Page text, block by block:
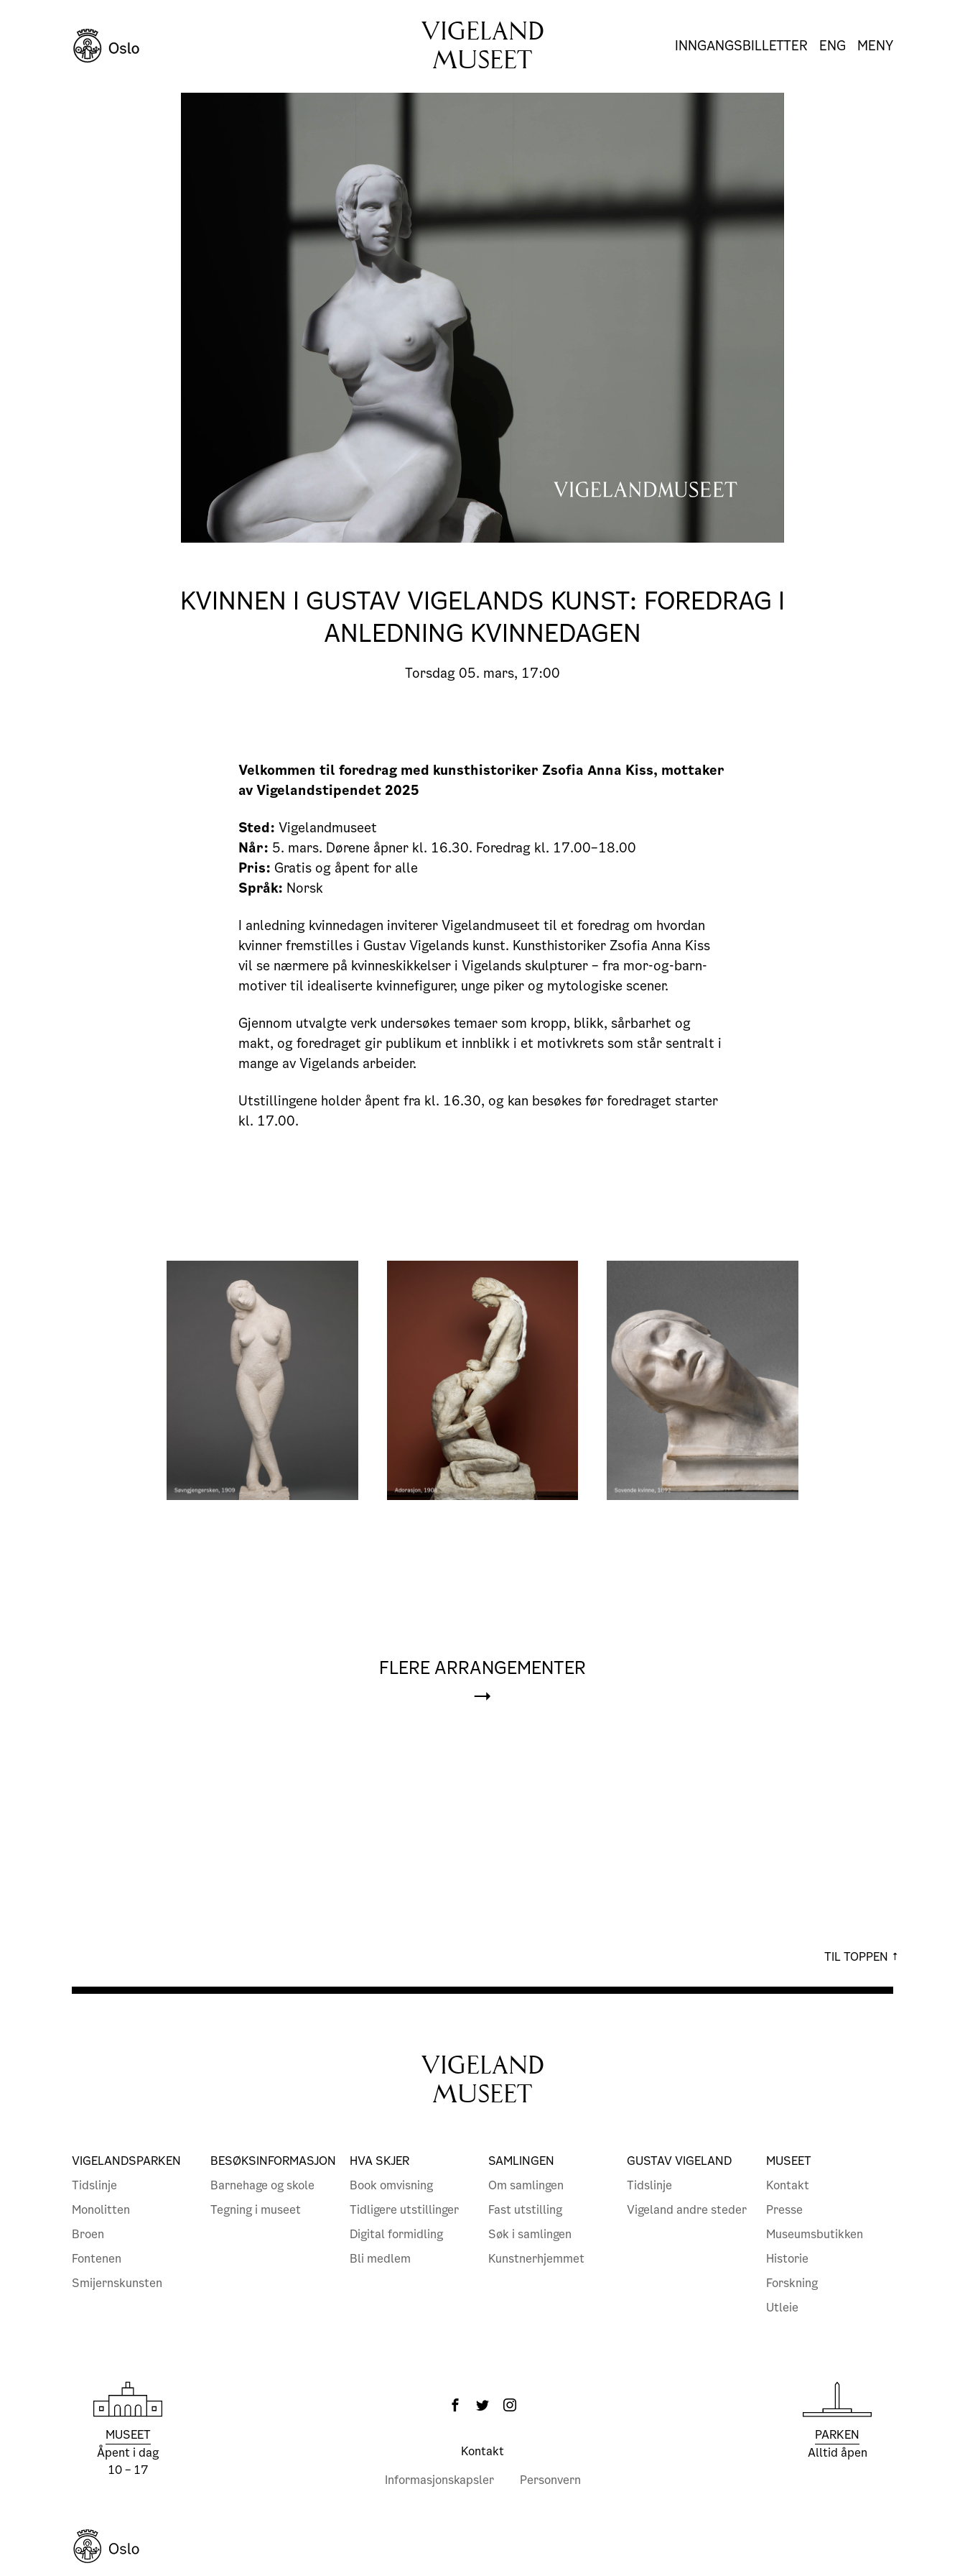
VIGELAND
MUSEET
INNGANGSBILLETTER ENG MENY
KVINNEN I GUSTAV VIGELANDS KUNST: FOREDRAG I
ANLEDNING KVINNEDAGEN
Torsdag 05. mars, 17:00
Velkommen til foredrag med kunsthistoriker Zsofia Anna Kiss, mottaker
av Vigelandstipendet 2025
Sted: Vigelandmuseet
Når: 5. mars. Dørene åpner kl. 16.30. Foredrag kl. 17.00–18.00
Pris: Gratis og åpent for alle
Språk: Norsk
I anledning kvinnedagen inviterer Vigelandmuseet til et foredrag om hvordan
kvinner fremstilles i Gustav Vigelands kunst. Kunsthistoriker Zsofia Anna Kiss
vil se nærmere på kvinneskikkelser i Vigelands skulpturer – fra mor-og-barn-
motiver til idealiserte kvinnefigurer, unge piker og mytologiske scener.
Gjennom utvalgte verk undersøkes temaer som kropp, blikk, sårbarhet og
makt, og foredraget gir publikum et innblikk i et motivkrets som står sentralt i
mange av Vigelands arbeider.
Utstillingene holder åpent fra kl. 16.30, og kan besøkes før foredraget starter
kl. 17.00.
FLERE ARRANGEMENTER
TIL TOPPEN
VIGELAND
MUSEET
VIGELANDSPARKEN
Tidslinje
Monolitten
Broen
Fontenen
Smijernskunsten
BESØKSINFORMASJON
Barnehage og skole
Tegning i museet
HVA SKJER
Book omvisning
Tidligere utstillinger
Digital formidling
Bli medlem
SAMLINGEN
Om samlingen
Fast utstilling
Søk i samlingen
Kunstnerhjemmet
GUSTAV VIGELAND
Tidslinje
Vigeland andre steder
MUSEET
Kontakt
Presse
Museumsbutikken
Historie
Forskning
Utleie
MUSEET
Åpent i dag
10 – 17
PARKEN
Alltid åpen
Kontakt
Informasjonskapsler
Personvern